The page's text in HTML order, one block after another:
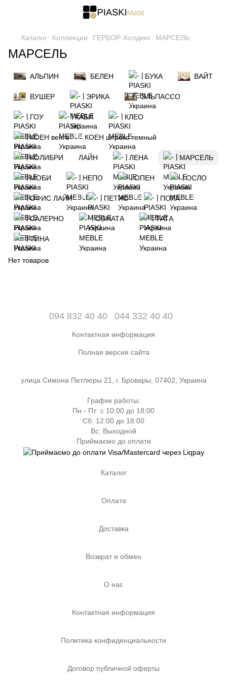
Каталог Коллекции ГЕРБОР-Холдинг МАРСЕЛЬ
МАРСЕЛЬ
АЛЬПИН БЕЛЕН БУКА ВАЙТ
ВУШЕР ЭРИКА ЭЛЬПАССО
ГОУ КАБИ КЛЕО
КОЕН венге КОЕН штрокс темный
КОЛИБРИ ЛАЙН ЛЕНА МАРСЕЛЬ
МОБИ НЕПО ОПЕН ОСЛО
ОФИС ЛАЙН ПЕТИО ПОЛА
САЛЕРНО СОНАТА ТАТА
ТИНА
Нет товаров
094 832 40 40 044 332 40 40
Контактная информация
Полная версия сайта
улица Симона Петлюры 21, г. Бровары, 07402, Украина
График работы:
Пн - Пт: с 10:00 до 18:00
Сб: 12:00 до 18:00
Вс: Выходной
Приймаємо до оплати
Каталог
Оплата
Доставка
Возврат и обмен
О нас
Контактная информация
Политика конфиденциальности
Договор публичной оферты